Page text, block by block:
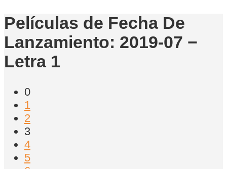
Películas de Fecha De
Lanzamiento: 2019-07 −
Letra 1
0
1
2
3
4
5